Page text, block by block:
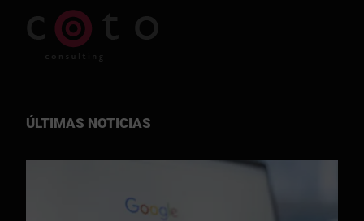
ÚLTIMAS NOTICIAS